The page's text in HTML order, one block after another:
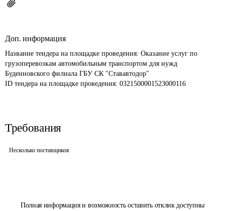
Полная информация и возможность оставить отклик доступны
Доп. информация
Название тендера на площадке проведения: Оказание услуг по
грузоперевозкам автомобильным транспортом для нужд
Буденновского филиала ГБУ СК "Стававтодор"
ID тендера на площадке проведения: 0321500001523000116
Требования
Несколько поставщиков